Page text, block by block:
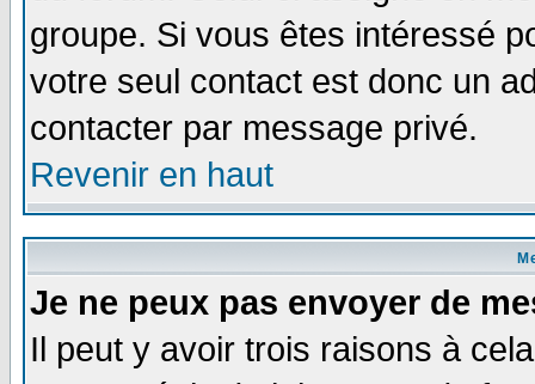
groupe. Si vous êtes intéressé
votre seul contact est donc un
contacter par message privé.
Revenir en haut
Je ne peux pas envoyer de
Il peut y avoir trois raisons à